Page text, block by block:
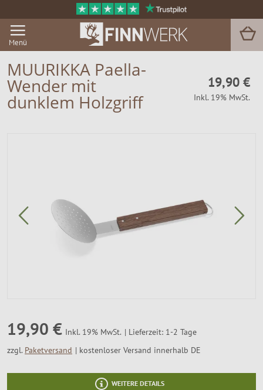
Menü
Grill & BBQ
Service
MUURIKKA Paella-
Wender mit
dunklem Holzgriff
19,90 €
Inkl. 19% MwSt.
19,90 € Inkl. 19% MwSt.
Lieferzeit: 1-2 Tage
zzgl. Paketversand kostenloser Versand innerhalb DE
WEITERE DETAILS